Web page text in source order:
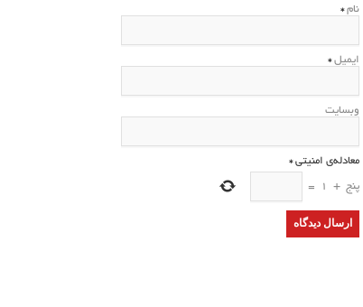
نام *
ایمیل *
وبسایت
معادله‌ی امنیتی*
پنج +
1
=